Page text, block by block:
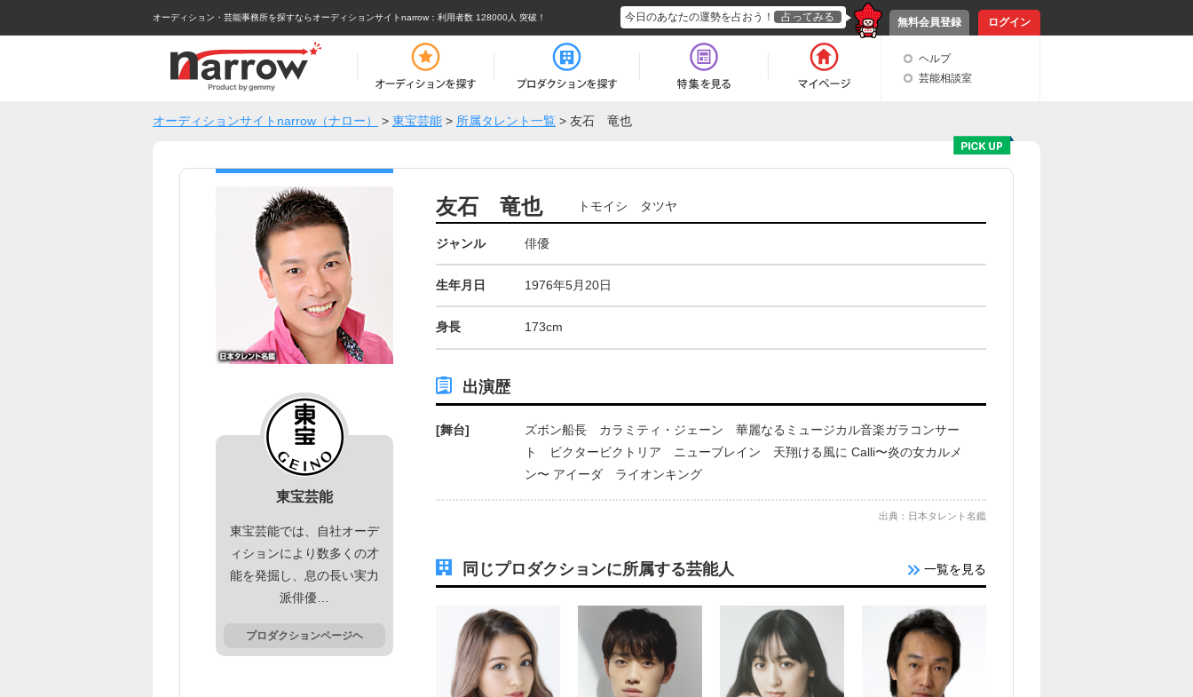
オーディション・芸能事務所を探すならオーディションサイトnarrow ：利用者数 128000人 突破！ 無料会員登録 ログイン
今日のあなたの運勢を占おう！ 占ってみる
ヘルプ
芸能相談室
オーディションサイトnarrow（ナロー） > 東宝芸能 > 所属タレント一覧 > 友石 竜也
東宝芸能
東宝芸能では、自社オーデ
ィションにより数多くの才
能を発掘し、息の長い実力
派俳優…
プロダクションページヘ
友石 竜也 トモイシ タツヤ
ジャンル 俳優
生年月日 1976年5月20日
身長 173cm
出演歴
[舞台]
ズボン船長 カラミティ・ジェーン 華麗なるミュージカル音楽ガラコンサー
ト ビクタービクトリア ニューブレイン 天翔ける風に Calli〜炎の女カルメ
ン〜 アイーダ ライオンキング
出典：日本タレント名鑑
同じプロダクションに所属する芸能人 一覧を見る